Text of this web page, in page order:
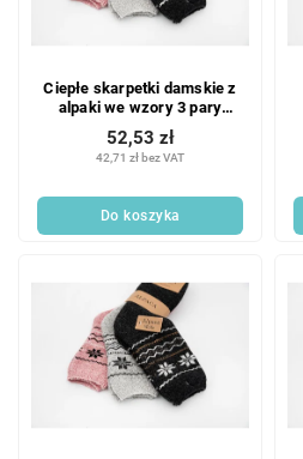
Ciepłe skarpetki damskie z
alpaki we wzory 3 pary
Rozmiar: 39-42
42,71 zł bez VAT
52,53 zł
Do koszyka